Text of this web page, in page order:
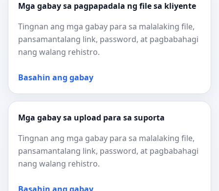
Mga gabay sa pagpapadala ng file sa kliyente
Tingnan ang mga gabay para sa malalaking file,
pansamantalang link, password, at pagbabahagi
nang walang rehistro.
Basahin ang gabay
Mga gabay sa upload para sa suporta
Tingnan ang mga gabay para sa malalaking file,
pansamantalang link, password, at pagbabahagi
nang walang rehistro.